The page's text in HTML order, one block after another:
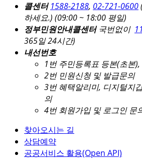
콜센터 1588-2188, 02-721-0600
하세요.) (09:00 ~ 18:00 평일)
정부민원안내콜센터국번없이
365일 24시간)
내선번호
1번 주민등록표 등본(초본
2번 민원신청 및 발급문의
3번 혜택알리미, 디지털지
의
4번 회원가입 및 로그인 문
찾아오시는 길
상담예약
공공서비스 활용(Open API)